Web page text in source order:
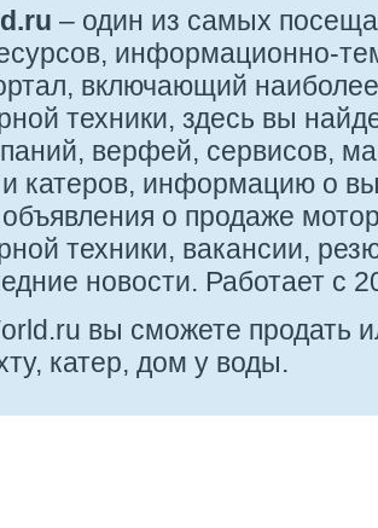
– один из самых
информационно-
включающий
техники, здесь вы
верфей, сервисов,
и катеров, информацию о
о продаже
техники, вакансии,
новости. Работает с
вы сможете продать
катер, дом у воды.